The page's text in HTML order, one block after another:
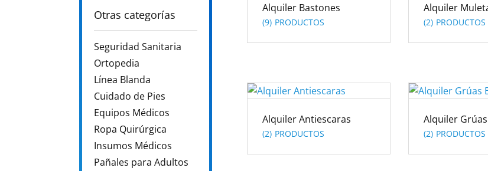
Otras categorías
Seguridad Sanitaria
Ortopedia
Línea Blanda
Cuidado de Pies
Equipos Médicos
Ropa Quirúrgica
Insumos Médicos
Pañales para Adultos
Alquiler Bastones
(9)
Alquiler
(2)
Alquiler Antiescaras
(2)
Alquiler
(2)